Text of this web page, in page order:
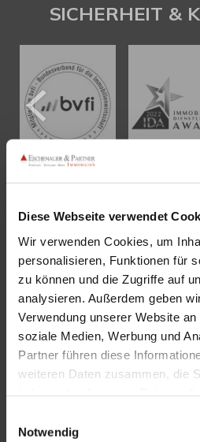
Diese Webseite verwendet
Wir verwenden Cookies, um
personalisieren, Funktionen für
zu können und die Zugriffe auf
analysieren. Außerdem geben
Verwendung unserer Website
soziale Medien, Werbung und
Partner führen diese
weiteren Daten zusammen, die
Cookies, wenn Sie unsere
Notwendig
SICHERHEIT &
KONTAKT
Eschenauer & Partner
Immobilienmakler
Immobilien Heidelberg
Akademiestraße 1, 69117
Tel.:06221 - 67 26 077
Mail:info@eschenauer-
Eschenauer & Partner